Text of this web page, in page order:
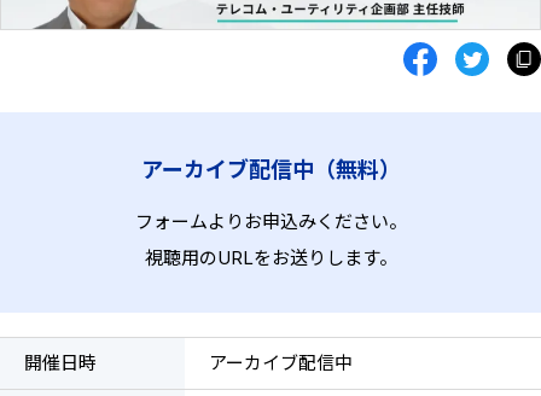
アーカイブ配信中（無料）
フォームよりお申込みください。
視聴用のURLをお送りします。
開催日時 アーカイブ配信中